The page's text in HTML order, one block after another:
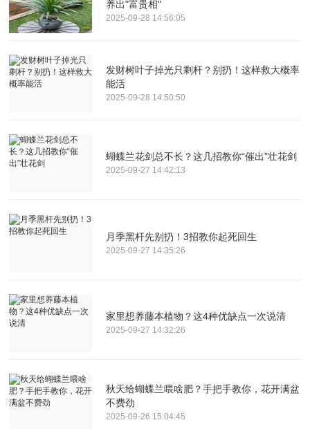
养出"富贵相"
2025-09-28 14:56:05
发财树叶子掉光只剩杆？别扔！这样救大概率
能活
2025-09-28 14:50:50
蝴蝶兰花剑总不长？这几招教你“催出”壮花剑
2025-09-27 14:42:13
月季黑杆先别扔！3招教你起死回生
2025-09-27 14:35:26
家里想养藤本植物？这4种优缺点一次说清
2025-09-27 14:32:26
秋天给蝴蝶兰喂啥肥？手把手教你，花开满盆
不费劲
2025-09-26 15:04:45